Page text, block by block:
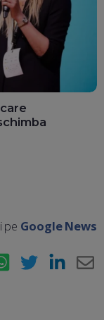
pe Google News
WhatsApp Twitter LinkedIn